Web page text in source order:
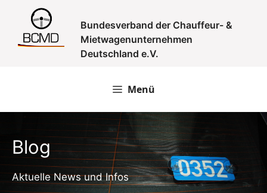
springen
Bundesverband der Chauffeur- &
Mietwagenunternehmen
Deutschland e.V.
Menü
Blog
Aktuelle News und Infos